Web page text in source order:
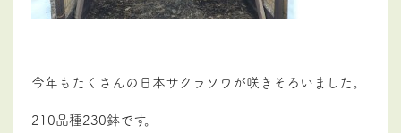
今年もたくさんの日本サクラソウが咲きそろいました。
210品種230鉢です。